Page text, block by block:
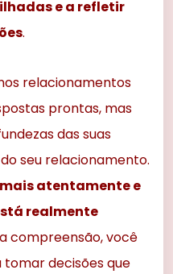
e a refletir
.
relacionamentos
prontas, mas
das suas
seu relacionamento.
atentamente e
realmente
compreensão, você
decisões que